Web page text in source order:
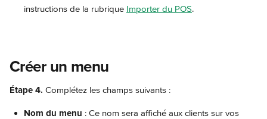
instructions de la rubrique Importer du POS.
Créer un menu
Étape 4. Complétez les champs suivants :
Nom du menu : Ce nom sera affiché aux clients sur vos